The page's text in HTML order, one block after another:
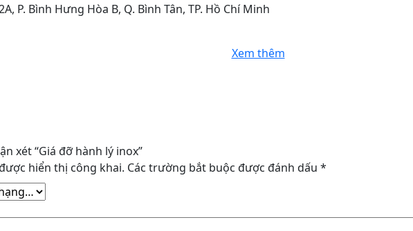
P. Bình Hưng Hòa B, Q. Bình Tân, TP. Hồ Chí Minh
Xem thêm
xét “Giá đỡ hành lý inox”
hiển thị công khai. Các trường bắt buộc được đánh dấu *